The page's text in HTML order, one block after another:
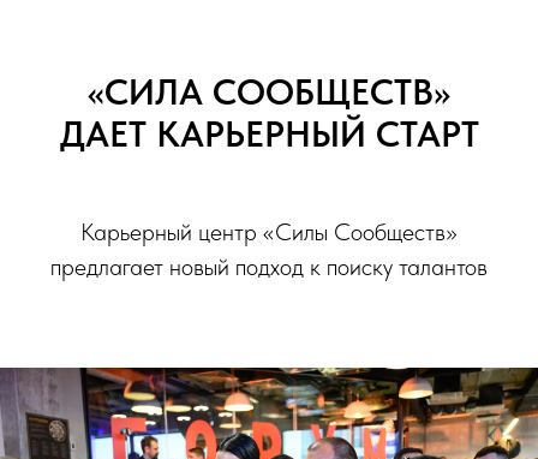
«СИЛА СООБЩЕСТВ»
ДАЕТ КАРЬЕРНЫЙ СТАРТ
Карьерный центр «Силы Сообществ»
предлагает новый подход к поиску талантов